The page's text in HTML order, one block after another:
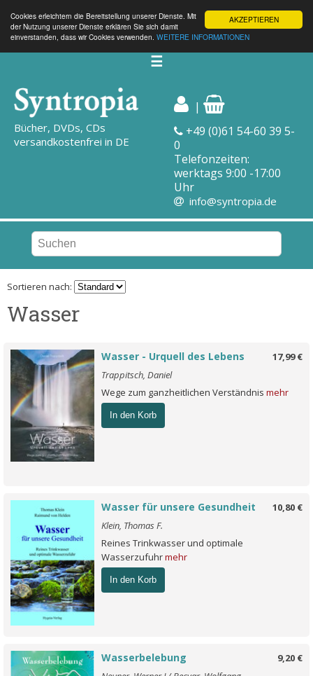
AKZEPTIEREN
Cookies erleichtern die Bereitstellung unserer Dienste. Mit
der Nutzung unserer Dienste erklären Sie sich damit
einverstanden, dass wir Cookies verwenden. WEITERE INFORMATIONEN
☰
Bücher, DVDs, CDs
versandkostenfrei in DE
|
+49 (0)61 54-60 39 5-
0
Telefonzeiten:
werktags 9:00 -17:00
Uhr
info@syntropia.de
Sortieren nach:
Wasser
17,99 €
Wasser - Urquell des Lebens
Trappitsch, Daniel
Wege zum ganzheitlichen Verständnis mehr
In den Korb
10,80 €
Wasser für unsere Gesundheit
Klein, Thomas F.
Reines Trinkwasser und optimale
Wasserzufuhrmehr
In den Korb
9,20 €
Wasserbelebung